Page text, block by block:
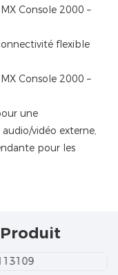
flexible
une
vidéo externe,
pour les